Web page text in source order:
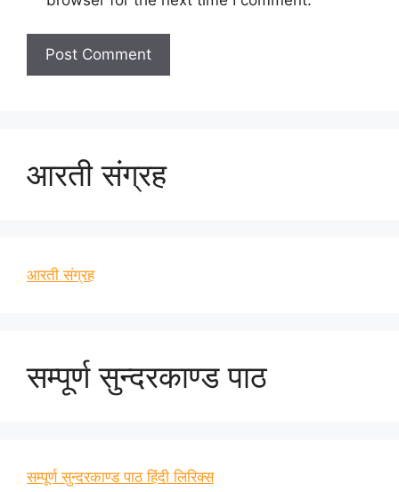
आरती संग्रह
आरती संग्रह
सम्पूर्ण सुन्दरकाण्ड पाठ
सम्पूर्ण सुन्दरकाण्ड पाठ हिंदी लिरिक्स